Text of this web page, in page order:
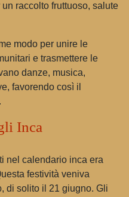
raccolto fruttuoso, salute
modo per unire le
e trasmettere le
danze, musica,
favorendo così il
Inca
nel calendario inca era
festività veniva
di solito il 21 giugno. Gli